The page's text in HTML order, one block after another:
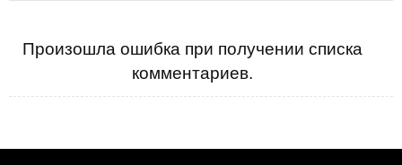
Произошла ошибка при получении списка
комментариев.